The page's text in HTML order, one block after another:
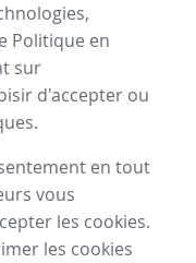
Politique en
sur
d'accepter ou
en tout
vous
les cookies.
les cookies